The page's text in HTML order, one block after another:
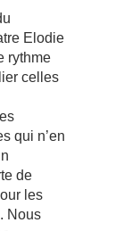
Elodie
rythme
celles
qui n’en
de
les
Nous